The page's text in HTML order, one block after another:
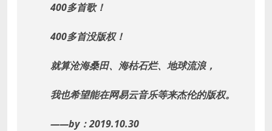
400多首歌！
400多首没版权！
就算沧海桑田、海枯石烂、地球流浪，
我也希望能在网易云音乐等来杰伦的版权。
——by：2019.10.30